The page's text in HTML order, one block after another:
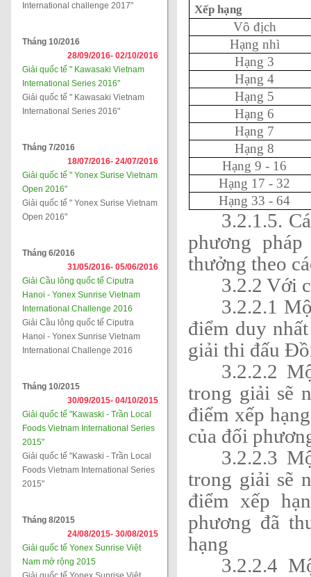
International challenge 2017"
Tháng 10/2016
28/09/2016- 02/10/2016
Giải quốc tế " Kawasaki Vietnam
International Series 2016"
Giải quốc tế " Kawasaki Vietnam
International Series 2016"
Tháng 7/2016
18/07/2016- 24/07/2016
Giải quốc tế " Yonex Surise Vietnam
Open 2016"
Giải quốc tế " Yonex Surise Vietnam
Open 2016"
Tháng 6/2016
31/05/2016- 05/06/2016
Giải Cầu lông quốc tế Ciputra
Hanoi - Yonex Sunrise Vietnam
International Challenge 2016
Giải Cầu lông quốc tế Ciputra
Hanoi - Yonex Sunrise Vietnam
International Challenge 2016
Tháng 10/2015
30/09/2015- 04/10/2015
Giải quốc tế "Kawaski - Trần Local
Foods Vietnam International Series
2015"
Giải quốc tế "Kawaski - Trần Local
Foods Vietnam International Series
2015"
Tháng 8/2015
24/08/2015- 30/08/2015
Giải quốc tế Yonex Sunrise Việt
Nam mở rộng 2015
Xếp hạng
Vô địch
Hạng nhì
Hạng 3
Hạng 4
Hạng 5
Hạng 6
Hạng 7
Hạng 8
Hạng 9 - 16
Hạng 17 - 32
Hạng 33 - 64
3.2.1.5.
phương
thưởng theo
3.2.2 Với
3.2.2.1
điểm duy
giải thi
3.2.2.2
trong giải sẽ
điểm xếp
của đối
3.2.2.3
trong giải sẽ
điểm xếp
phương đã
hạng
3.2.2.4